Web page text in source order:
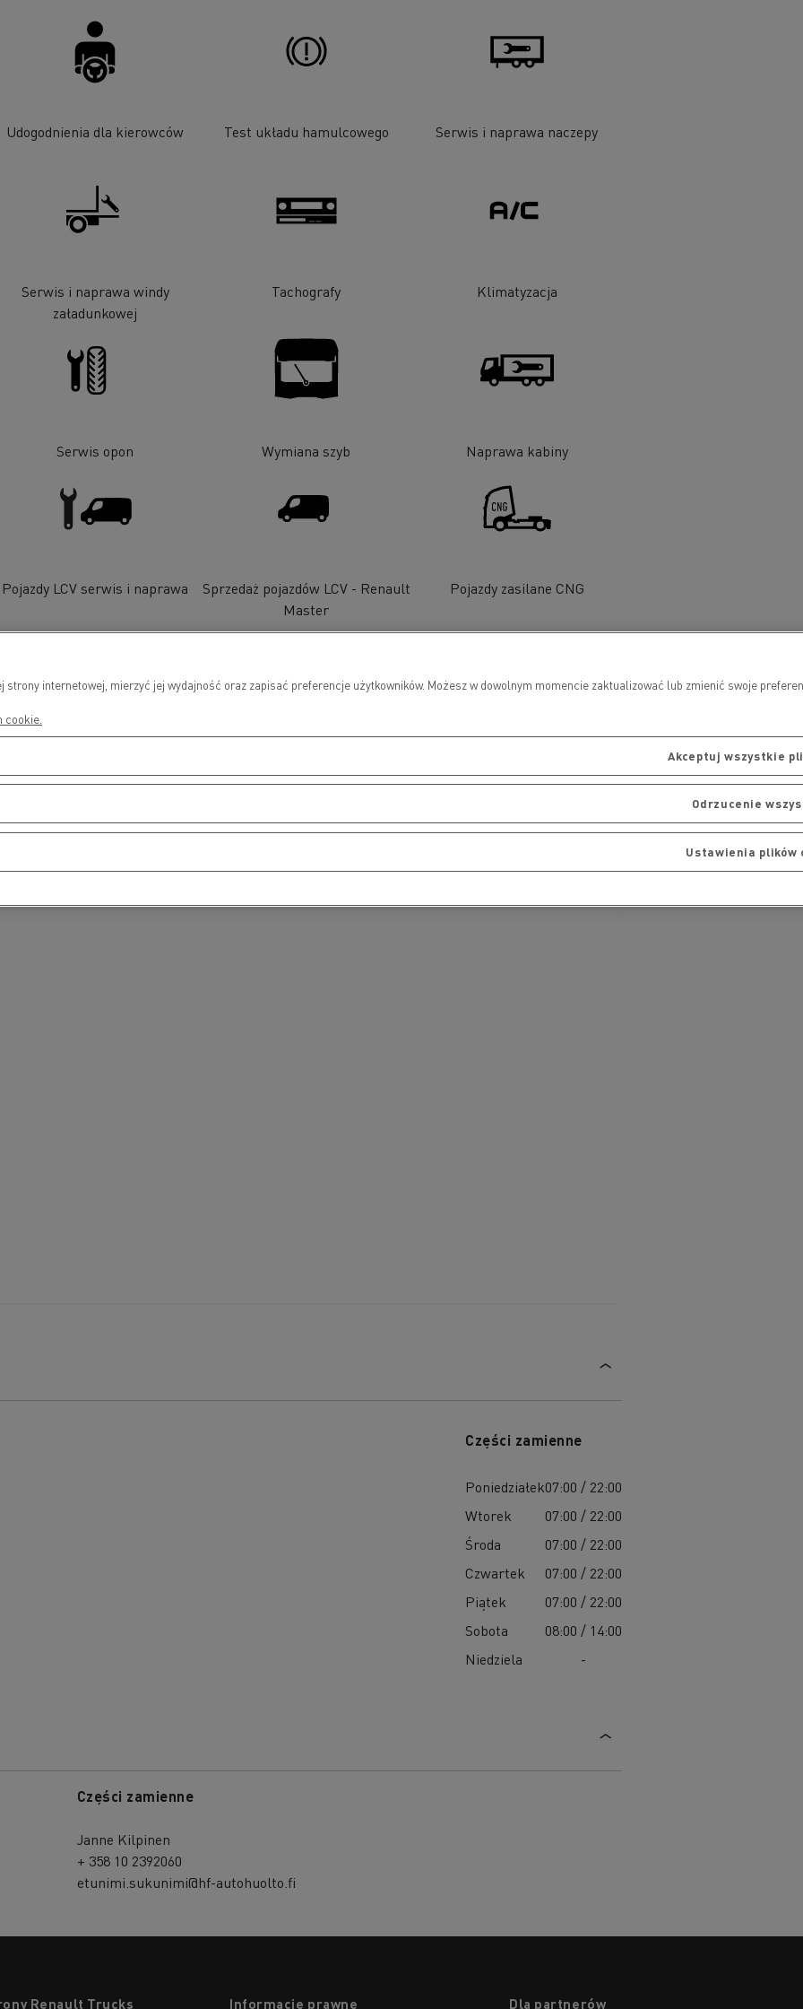
Udogodnienia dla kierowców Test układu hamulcowego Serwis i naprawa naczepy
Serwis i naprawa windy
załadunkowej
Tachografy Klimatyzacja
Serwis opon Wymiana szyb Naprawa kabiny
Pojazdy LCV serwis i naprawa
Sprzedaż pojazdów LCV - Renault
Master
Pojazdy zasilane CNG
Części zamienne
Poniedziałek07:00 / 22:00
Wtorek
07:00 / 22:00
Środa
07:00 / 22:00
Czwartek
07:00 / 22:00
Piątek
07:00 / 22:00
Sobota
08:00 / 14:00
Niedziela
-
Części zamienne
Janne Kilpinen
+ 358 10 2392060
etunimi.sukunimi@hf-autohuolto.fi
Renault Trucks Informacje prawne Dla partnerów
internetowej, mierzyć jej wydajność oraz zapisać preferencje użytkowników. Możesz w dowolnym momencie zaktualizować lub zmienić swoje
cookie.
Akceptuj wszystkie
Odrzucenie
Ustawienia plików